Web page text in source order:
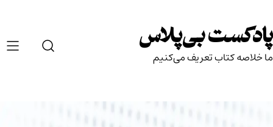
to
content
پادکست بی‌پلاس
ما خلاصه کتاب تعریف می‌کنیم